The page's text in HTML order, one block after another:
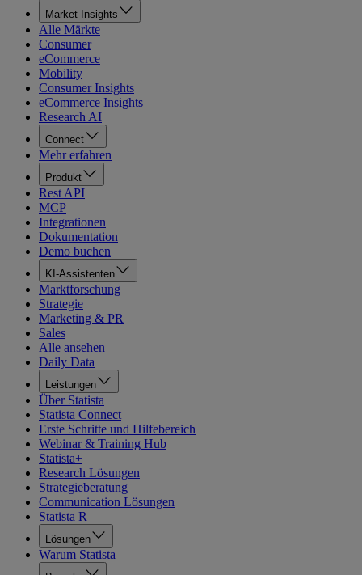
Market Insights
Alle Märkte
Consumer
eCommerce
Mobility
Consumer Insights
eCommerce Insights
Research AI
Connect
Mehr erfahren
Produkt
Rest API
MCP
Integrationen
Dokumentation
Demo buchen
KI-Assistenten
Marktforschung
Strategie
Marketing & PR
Sales
Alle ansehen
Daily Data
Leistungen
Über Statista
Statista Connect
Erste Schritte und Hilfebereich
Webinar & Training Hub
Statista+
Research Lösungen
Strategieberatung
Communication Lösungen
Statista R
Lösungen
Warum Statista